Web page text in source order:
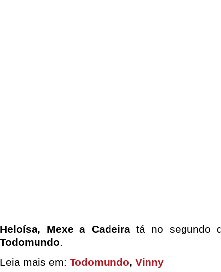
Heloísa, Mexe a Cadeiratá no segundo
Todomundo.
Leia mais em: Todomundo, Vinny